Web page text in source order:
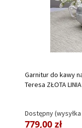
Garnitur do kawy
Teresa ZŁOTA
Dostępny
779,00 zł